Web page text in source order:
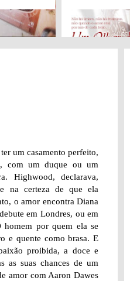
um casamento perfeito,
com um duque ou um
Highwood, declarava,
na certeza de que ela
o amor encontra Diana
em Londres, ou em
homem por quem ela se
e quente como brasa. E
proibida, a doce e
as suas chances de um
amor com Aaron Dawes